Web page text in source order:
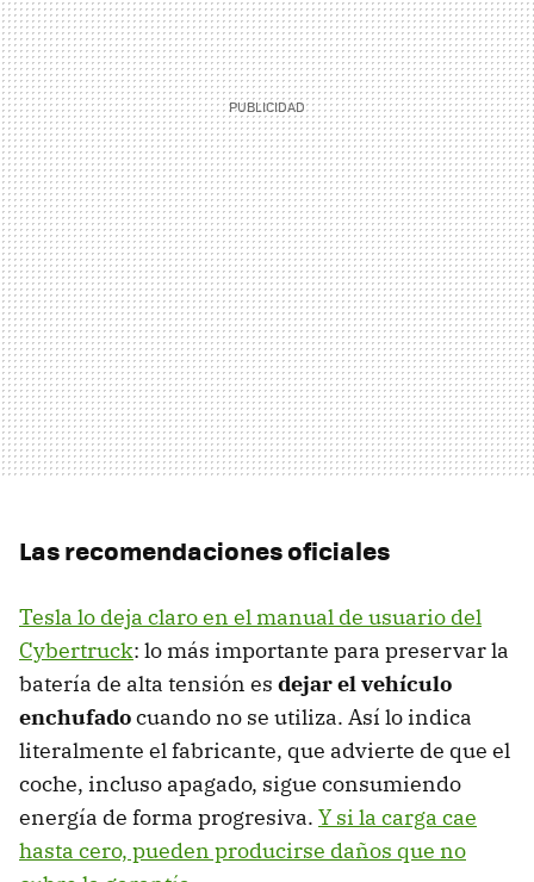
Las recomendaciones oficiales
Tesla lo deja claro en el manual de usuario del
Cybertruck: lo más importante para preservar la
batería de alta tensión es dejar el vehículo
enchufadocuando no se utiliza. Así lo indica
literalmente el fabricante, que advierte de que el
coche, incluso apagado, sigue consumiendo
energía de forma progresiva. Y si la carga cae
hasta cero, pueden producirse daños que no